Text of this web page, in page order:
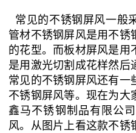
常见的不锈钢屏风一般
管材不锈钢屏风是用不锈
的花型。而板材屏风是用
是用激光切割成花样然后
常见的不锈钢屏风还有一
不锈钢屏风等。现在为大
鑫马不锈钢制品有限公
风。从图片上看这款不锈